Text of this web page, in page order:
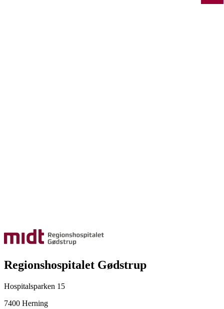
Regionshospitalet Gødstrup
Hospitalsparken 15
7400 Herning